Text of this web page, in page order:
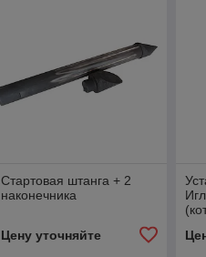
Стартовая штанга + 2
наконечника
Цену уточняйте